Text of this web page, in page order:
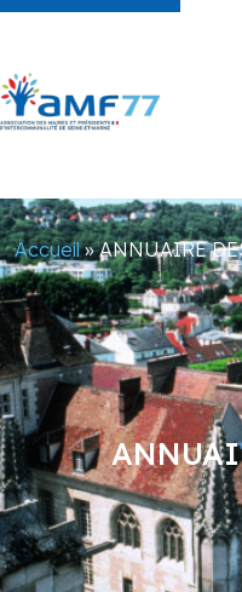
Accueil»ANNUAIRE